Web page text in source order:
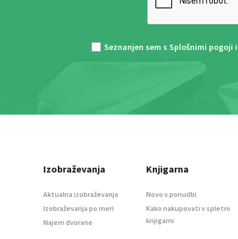
Seznanjen sem s Splošnimi pogoji
Izobraževanja
Aktualna izobraževanja
Izobraževanja po meri
Najem dvorane
Knjigarna
Novo v ponudbi
Kako nakupovati v spletni
knjigarni